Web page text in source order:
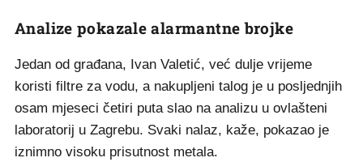
Analize pokazale alarmantne brojke
Jedan od građana, Ivan Valetić, već dulje vrijeme
koristi filtre za vodu, a nakupljeni talog je u posljednjih
osam mjeseci četiri puta slao na analizu u ovlašteni
laboratorij u Zagrebu. Svaki nalaz, kaže, pokazao je
iznimno visoku prisutnost metala.